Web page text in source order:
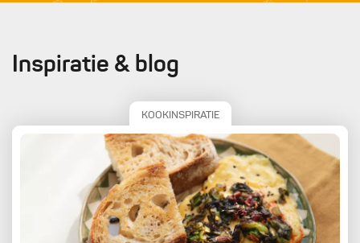
Inspiratie & blog
KOOKINSPIRATIE